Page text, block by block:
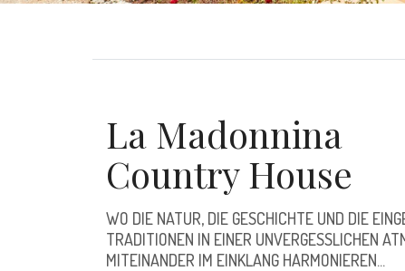
La Madonnina
Country House
WO DIE NATUR, DIE GESCHICHTE UND DIE
TRADITIONEN IN EINER UNVERGESSLICHEN
MITEINANDER IM EINKLANG HARMONIEREN...